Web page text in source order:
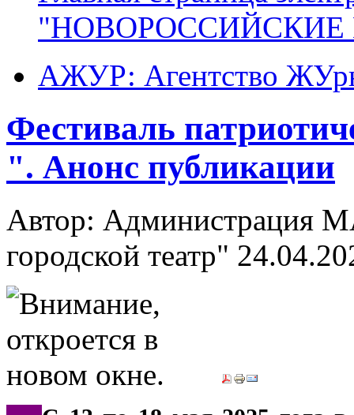
"НОВОРОССИЙСКИЕ
АЖУР: Агентство
Фестиваль
". Анонс публикации
Автор: Администрация
городской театр"